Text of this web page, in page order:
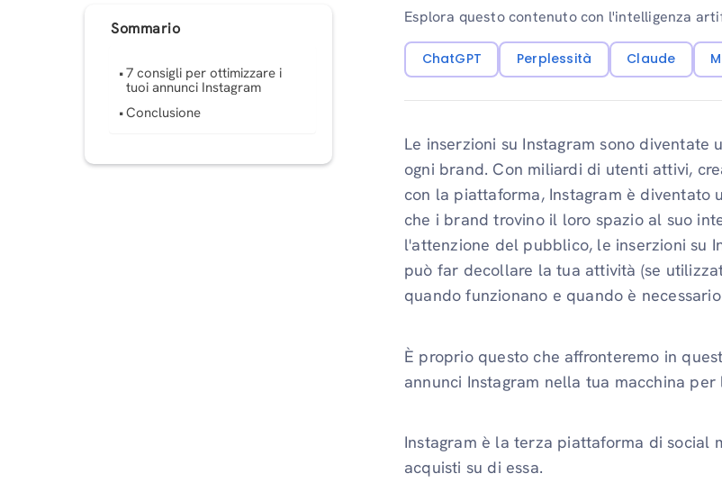
Sommario
7 consigli per ottimizzare i
tuoi annunci Instagram
Conclusione
Esplora questo contenuto con l'intelligenza
ChatGPT Perplessità Claude
Le inserzioni su Instagram sono
ogni brand. Con miliardi di utenti attivi,
con la piattaforma, Instagram è diventato
che i brand trovino il loro spazio al suo
l'attenzione del pubblico, le inserzioni su
può far decollare la tua attività (se
quando funzionano e quando è
È proprio questo che affronteremo in
annunci Instagram nella tua macchina
Instagram è la terza piattaforma di social
acquisti su di essa.